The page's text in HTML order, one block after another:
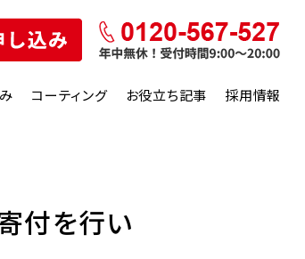
コーティング お役立ち記事 採用情報
付を行い